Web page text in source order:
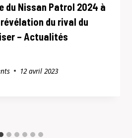
du Nissan Patrol 2024 à
révélation du rival du
– Actualités
12 avril 2023